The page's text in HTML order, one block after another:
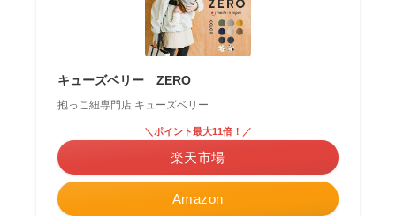
キューズベリー ZERO
抱っこ紐専門店 キューズベリー
Amazon
＼ポイント最大11倍！／
楽天市場